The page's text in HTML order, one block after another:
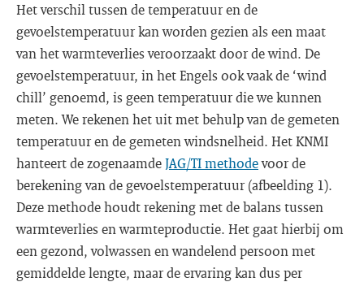
Het verschil tussen de temperatuur en de
gevoelstemperatuur kan worden gezien als een maat
van het warmteverlies veroorzaakt door de wind. De
gevoelstemperatuur, in het Engels ook vaak de ‘wind
chill’ genoemd, is geen temperatuur die we kunnen
meten. We rekenen het uit met behulp van de gemeten
temperatuur en de gemeten windsnelheid. Het KNMI
hanteert de zogenaamdeJAG/TI methodevoor de
berekening van de gevoelstemperatuur (afbeelding 1).
Deze methode houdt rekening met de balans tussen
warmteverlies en warmteproductie. Het gaat hierbij om
een gezond, volwassen en wandelend persoon met
gemiddelde lengte, maar de ervaring kan dus per